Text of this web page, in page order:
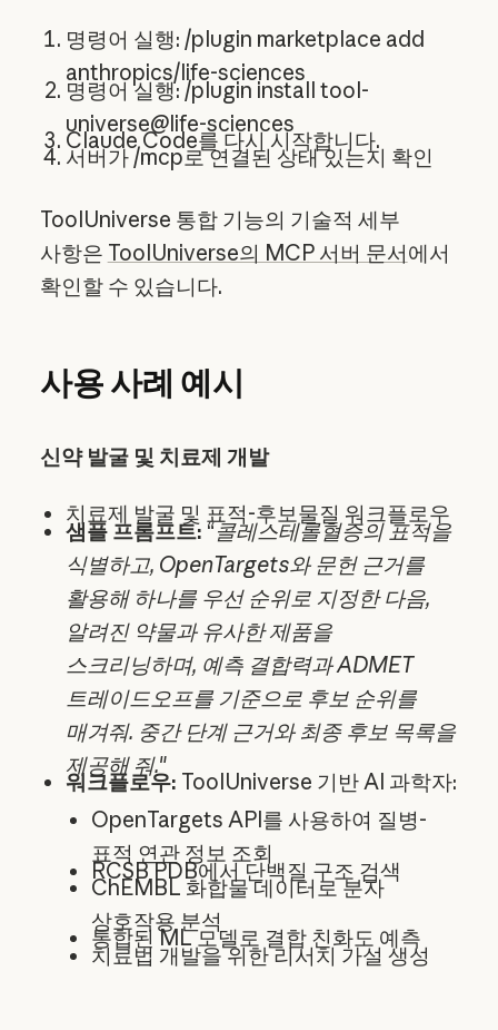
명령어 실행: /plugin marketplace add
anthropics/life-sciences
명령어 실행: /plugin install tool-
universe@life-sciences
Claude Code를 다시 시작합니다.
서버가 /mcp로 연결된 상태 있는지 확인
ToolUniverse 통합 기능의 기술적 세부
사항은 ToolUniverse의 MCP 서버 문서에서
확인할 수 있습니다.
사용 사례 예시
신약 발굴 및 치료제 개발
치료제 발굴 및 표적-후보물질 워크플로우
샘플 프롬프트: “콜레스테롤혈증의 표적을
식별하고, OpenTargets와 문헌 근거를
활용해 하나를 우선 순위로 지정한 다음,
알려진 약물과 유사한 제품을
스크리닝하며, 예측 결합력과 ADMET
트레이드오프를 기준으로 후보 순위를
매겨줘. 중간 단계 근거와 최종 후보 목록을
제공해 줘."
워크플로우: ToolUniverse 기반 AI 과학자:
OpenTargets API를 사용하여 질병-
표적 연관 정보 조회
RCSB PDB에서 단백질 구조 검색
ChEMBL 화합물 데이터로 분자
상호작용 분석
통합된 ML 모델로 결합 친화도 예측
치료법 개발을 위한 리서치 가설 생성